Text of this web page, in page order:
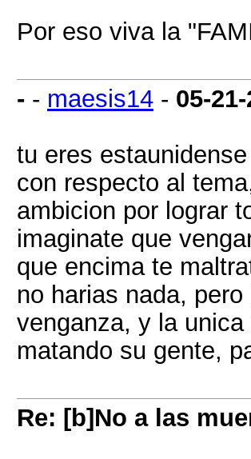
Por eso viva la
- - maesis14 - 05-
tu eres
con respecto al
ambicion por lograr
imaginate que
que encima te
no harias nada,
venganza, y la
matando su gente,
Re: [b]No a las